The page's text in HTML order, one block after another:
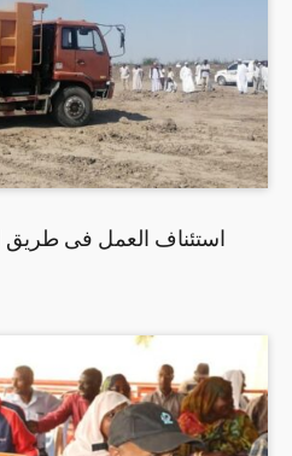
استئناف العمل فى طريق